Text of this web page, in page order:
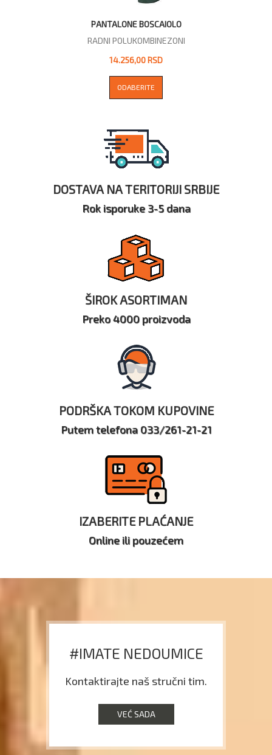
PANTALONE BOSCAIOLO
RADNI POLUKOMBINEZONI
14.256,00 RSD
ODABERITE
DOSTAVA NA TERITORIJI SRBIJE
Rok isporuke 3-5 dana
ŠIROK ASORTIMAN
Preko 4000 proizvoda
PODRŠKA TOKOM KUPOVINE
Putem telefona 033/261-21-21
IZABERITE PLAĆANJE
Online ili pouzećem
#IMATE NEDOUMICE
Kontaktirajte naš stručni tim.
VEĆ SADA